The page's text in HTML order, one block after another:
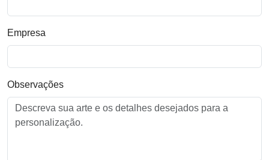
Empresa
Observações